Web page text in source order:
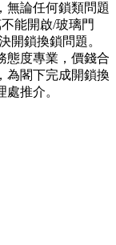
無論任何鎖類問題
能開啟/玻璃門
開鎖換鎖問題。
態度專業，價錢合
為閣下完成開鎖換
推介。